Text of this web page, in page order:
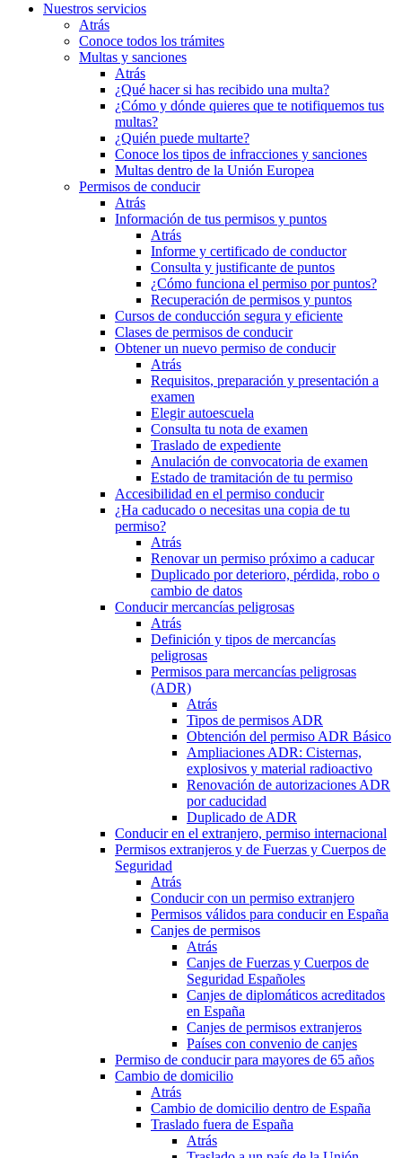
Nuestros servicios
Atrás
Conoce todos los trámites
Multas y sanciones
Atrás
¿Qué hacer si has recibido una multa?
¿Cómo y dónde quieres que te notifiquemos tus
multas?
¿Quién puede multarte?
Conoce los tipos de infracciones y sanciones
Multas dentro de la Unión Europea
Permisos de conducir
Atrás
Información de tus permisos y puntos
Atrás
Informe y certificado de conductor
Consulta y justificante de puntos
¿Cómo funciona el permiso por puntos?
Recuperación de permisos y puntos
Cursos de conducción segura y eficiente
Clases de permisos de conducir
Obtener un nuevo permiso de conducir
Atrás
Requisitos, preparación y presentación a
examen
Elegir autoescuela
Consulta tu nota de examen
Traslado de expediente
Anulación de convocatoria de examen
Estado de tramitación de tu permiso
Accesibilidad en el permiso conducir
¿Ha caducado o necesitas una copia de tu
permiso?
Atrás
Renovar un permiso próximo a caducar
Duplicado por deterioro, pérdida, robo o
cambio de datos
Conducir mercancías peligrosas
Atrás
Definición y tipos de mercancías
peligrosas
Permisos para mercancías peligrosas
(ADR)
Atrás
Tipos de permisos ADR
Obtención del permiso ADR Básico
Ampliaciones ADR: Cisternas,
explosivos y material radioactivo
Renovación de autorizaciones ADR
por caducidad
Duplicado de ADR
Conducir en el extranjero, permiso internacional
Permisos extranjeros y de Fuerzas y Cuerpos de
Seguridad
Atrás
Conducir con un permiso extranjero
Permisos válidos para conducir en España
Canjes de permisos
Atrás
Canjes de Fuerzas y Cuerpos de
Seguridad Españoles
Canjes de diplomáticos acreditados
en España
Canjes de permisos extranjeros
Países con convenio de canjes
Permiso de conducir para mayores de 65 años
Cambio de domicilio
Atrás
Cambio de domicilio dentro de España
Traslado fuera de España
Atrás